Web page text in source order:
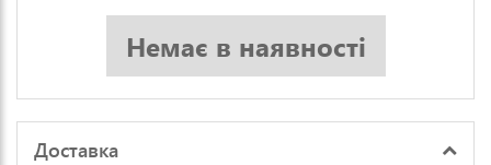
Немає в наявності
Доставка